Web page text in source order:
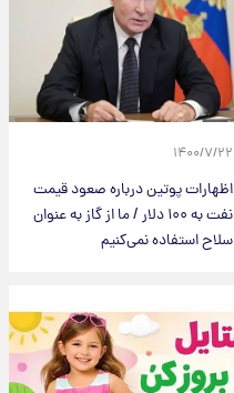
۱۴۰۰/۷/۲۲
اظهارات پوتین درباره صعود قیمت
نفت به ۱۰۰ دلار / ما از گاز به عنوان
سلاح استفاده نمی‌کنیم